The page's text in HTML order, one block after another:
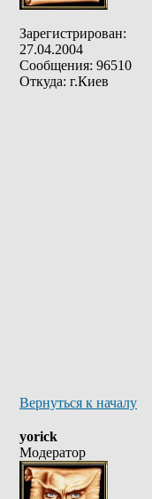
Зарегистрирован:
27.04.2004
Сообщения: 96510
Откуда: г.Киев
Вернуться к началу
yorick
Модератор